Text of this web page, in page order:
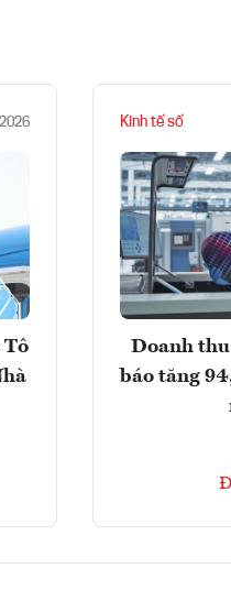
Tô
Kinh tế số
Doanh
báo tăng